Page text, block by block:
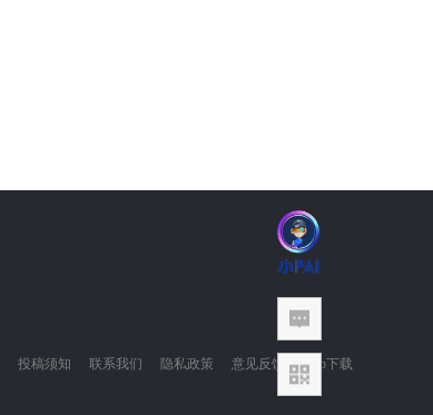
投稿须知 联系我们 隐私政策 意见反馈 App下载